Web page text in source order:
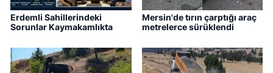
Erdemli Sahillerindeki
Sorunlar Kaymakamlıkta
Mersin'de tırın çarptığı araç
metrelerce sürüklendi